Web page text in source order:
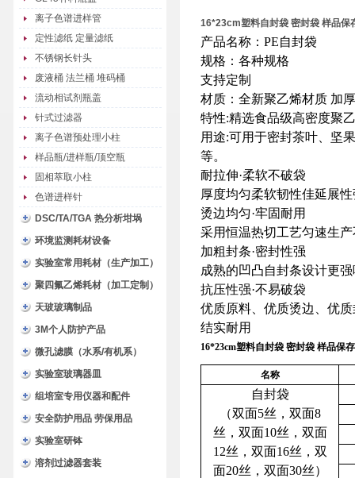
离子色谱进样管
定性滤纸 定量滤纸
不锈钢长针头
废液桶 法兰桶 堆码桶
流动相试剂瓶盖
针式过滤器
离子色谱预处理小柱
样品瓶/进样瓶/顶空瓶
固相萃取小柱
色谱进样针
DSC/TA/TGA 热分析坩埚
环境监测耗材设备
实验室常用耗材（生产加工）
聚四氟乙烯耗材（加工定制）
天玻玻璃制品
3M个人防护产品
微孔滤膜（水系/有机系）
实验室玻璃器皿
组培室专用仪器和配件
安全防护用品 劳保用品
实验室研钵
溶剂过滤器套装
16*23cm塑料自封袋 密封袋 样品保
产品名称：PE自封袋
规格：各种规格
支持定制
材质：全新聚乙烯材质 加厚
特性:精选食品级高密度聚
用途:可用于密封茶叶、坚
等。
耐拉伸·柔软不破袋
厚度均匀柔软韧性佳延展
烫边均匀·牢固耐用
采用恒温热切工艺匀速生
加粗封条·密封性强
成熟的凹凸自封条设计更
抗压性强·不易破袋
优质原料、优质烫边、优
结实耐用
16*23cm塑料自封袋 密封袋 样品保
名称
自封袋
（双面5丝，双面8
丝，双面10丝，双面
12丝，双面16丝，双
面20丝，双面30丝）